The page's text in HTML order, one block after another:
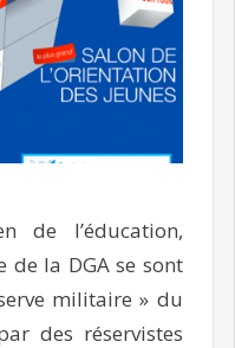
de l’éducation,
de la DGA se sont
militaire » du
des réservistes